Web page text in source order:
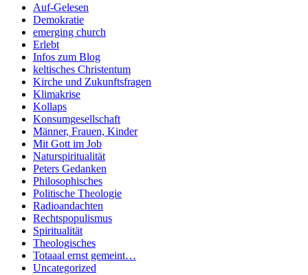
Auf-Gelesen
Demokratie
emerging church
Erlebt
Infos zum Blog
keltisches Christentum
Kirche und Zukunftsfragen
Klimakrise
Kollaps
Konsumgesellschaft
Männer, Frauen, Kinder
Mit Gott im Job
Naturspiritualität
Peters Gedanken
Philosophisches
Politische Theologie
Radioandachten
Rechtspopulismus
Spiritualität
Theologisches
Totaaal ernst gemeint…
Uncategorized